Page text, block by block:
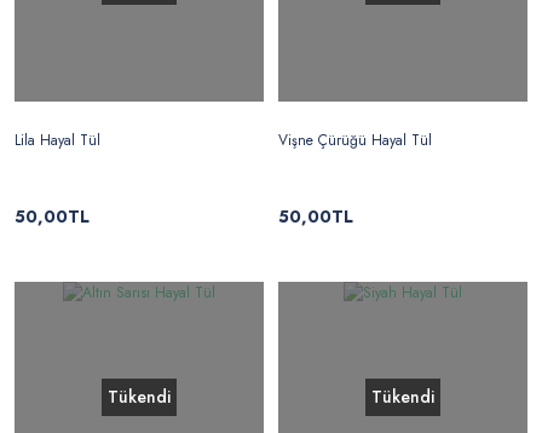
Lila Hayal Tül
50,00TL
Vişne Çürüğü Hayal Tül
50,00TL
Tükendi Tükendi